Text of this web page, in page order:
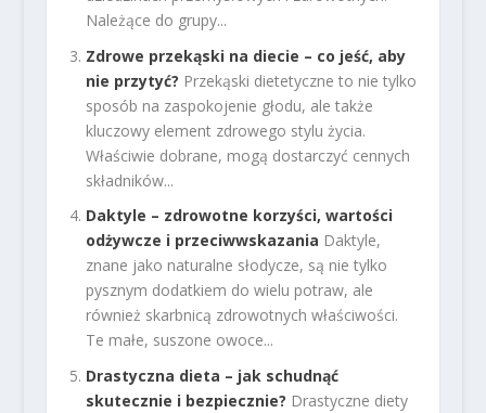
Należące do grupy...
Zdrowe przekąski na diecie – co jeść, aby
nie przytyć? Przekąski dietetyczne to nie tylko
sposób na zaspokojenie głodu, ale także
kluczowy element zdrowego stylu życia.
Właściwie dobrane, mogą dostarczyć cennych
składników...
Daktyle – zdrowotne korzyści, wartości
odżywcze i przeciwwskazania Daktyle,
znane jako naturalne słodycze, są nie tylko
pysznym dodatkiem do wielu potraw, ale
również skarbnicą zdrowotnych właściwości.
Te małe, suszone owoce...
Drastyczna dieta – jak schudnąć
skutecznie i bezpiecznie? Drastyczne diety